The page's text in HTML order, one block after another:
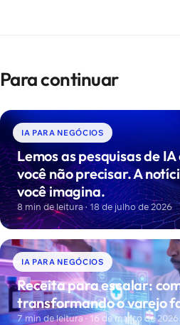
Para continuar
IA PARA NEGÓCIOS
Lemos as pesquisas de
você não precisar. A
você imagina.
8 min de leitura · 18 de julho de 2026
IA PARA NEGÓCIOS
Receita para escalar:
transformando o varejo
7 min de leitura · 16 de março de 2026